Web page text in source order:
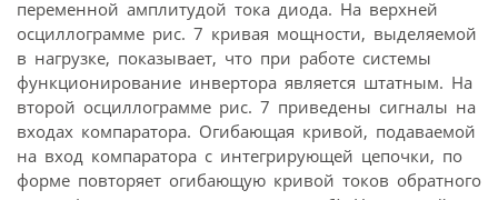
переменной амплитудой тока диода. На верхней
осциллограмме рис. 7 кривая мощности, выделяемой
в нагрузке, показывает, что при работе системы
функционирование инвертора является штатным. На
второй осциллограмме рис. 7 приведены сигналы на
входах компаратора. Огибающая кривой, подаваемой
на вход компаратора с интегрирующей цепочки, по
форме повторяет огибающую кривой токов обратного